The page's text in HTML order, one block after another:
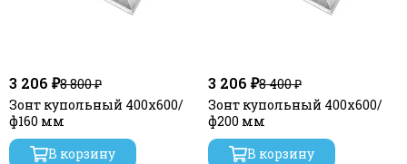
3 206 ₽8 800 ₽
Зонт купольный 400х600/
ф160 мм
В корзину
3 206 ₽8 400 ₽
Зонт купольный 400х600/
ф200 мм
В корзину